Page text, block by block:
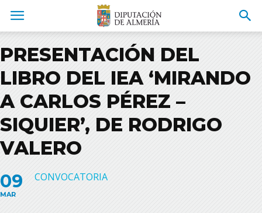
PRESENTACIÓN DEL
LIBRO DEL IEA ‘MIRANDO
A CARLOS PÉREZ –
SIQUIER’, DE RODRIGO
VALERO
09
MAR
CONVOCATORIA